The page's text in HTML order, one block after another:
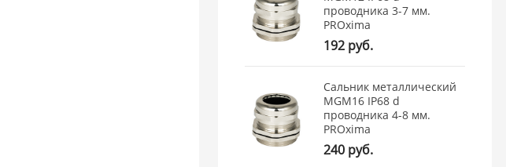
проводника 3-7 мм.
PROxima
192 руб.
Сальник металлический
MGM16 IP68 d
проводника 4-8 мм.
PROxima
240 руб.